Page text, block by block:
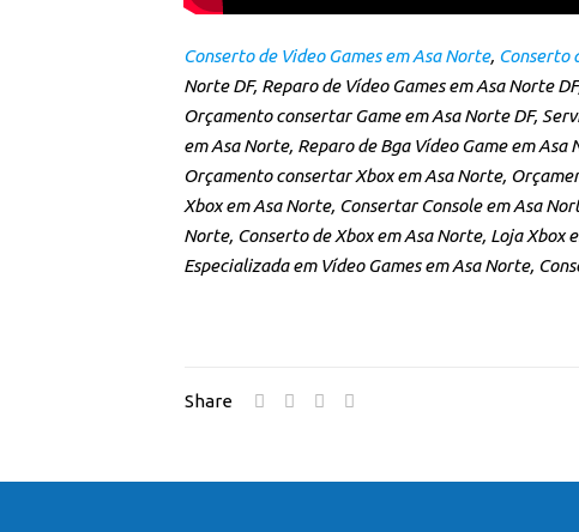
Conserto de Video Games em Asa Norte, Conserto
Norte DF, Reparo de Vídeo Games em Asa Norte
Orçamento consertar Game em Asa Norte DF,
em Asa Norte, Reparo de Bga Vídeo Game em
Orçamento consertar Xbox em Asa Norte,
Xbox em Asa Norte, Consertar Console em Asa
Norte, Conserto de Xbox em Asa Norte, Loja Xbox
Especializada em Vídeo Games em Asa Norte,
Share